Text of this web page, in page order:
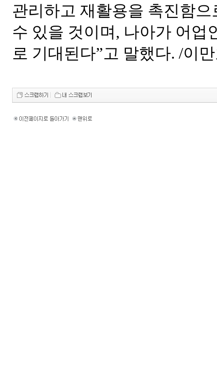
관리하고 재활용을 촉진함
수 있을 것이며, 나아가 어업
로 기대된다”고 말했다. /이